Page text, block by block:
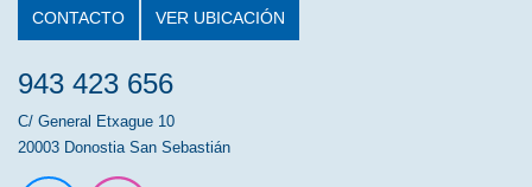
CONTACTO VER UBICACIÓN
943 423 656
C/ General Etxague 10
20003 Donostia San Sebastián